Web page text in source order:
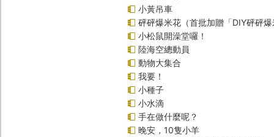
小黃吊車
砰砰爆米花（首批加贈「DIY砰砰
小松鼠開澡堂囉！
陸海空總動員
動物大集合
我要！
小種子
小水滴
手在做什麼呢？
晚安，10隻小羊